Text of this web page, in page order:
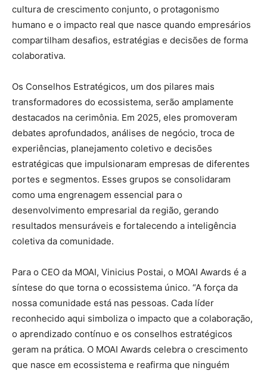
cultura de crescimento conjunto, o protagonismo
humano e o impacto real que nasce quando empresários
compartilham desafios, estratégias e decisões de forma
colaborativa.
Os Conselhos Estratégicos, um dos pilares mais
transformadores do ecossistema, serão amplamente
destacados na cerimônia. Em 2025, eles promoveram
debates aprofundados, análises de negócio, troca de
experiências, planejamento coletivo e decisões
estratégicas que impulsionaram empresas de diferentes
portes e segmentos. Esses grupos se consolidaram
como uma engrenagem essencial para o
desenvolvimento empresarial da região, gerando
resultados mensuráveis e fortalecendo a inteligência
coletiva da comunidade.
Para o CEO da MOAI, Vinicius Postai, o MOAI Awards é a
síntese do que torna o ecossistema único. “A força da
nossa comunidade está nas pessoas. Cada líder
reconhecido aqui simboliza o impacto que a colaboração,
o aprendizado contínuo e os conselhos estratégicos
geram na prática. O MOAI Awards celebra o crescimento
que nasce em ecossistema e reafirma que ninguém